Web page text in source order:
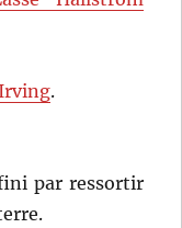
.
par ressortir